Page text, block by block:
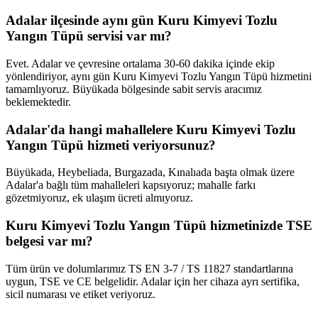
Adalar ilçesinde aynı gün Kuru Kimyevi Tozlu
Yangın Tüpü servisi var mı?
Evet. Adalar ve çevresine ortalama 30-60 dakika içinde ekip
yönlendiriyor, aynı gün Kuru Kimyevi Tozlu Yangın Tüpü hizmetini
tamamlıyoruz. Büyükada bölgesinde sabit servis aracımız
beklemektedir.
Adalar'da hangi mahallelere Kuru Kimyevi Tozlu
Yangın Tüpü hizmeti veriyorsunuz?
Büyükada, Heybeliada, Burgazada, Kınalıada başta olmak üzere
Adalar'a bağlı tüm mahalleleri kapsıyoruz; mahalle farkı
gözetmiyoruz, ek ulaşım ücreti almıyoruz.
Kuru Kimyevi Tozlu Yangın Tüpü hizmetinizde TSE
belgesi var mı?
Tüm ürün ve dolumlarımız TS EN 3-7 / TS 11827 standartlarına
uygun, TSE ve CE belgelidir. Adalar için her cihaza ayrı sertifika,
sicil numarası ve etiket veriyoruz.